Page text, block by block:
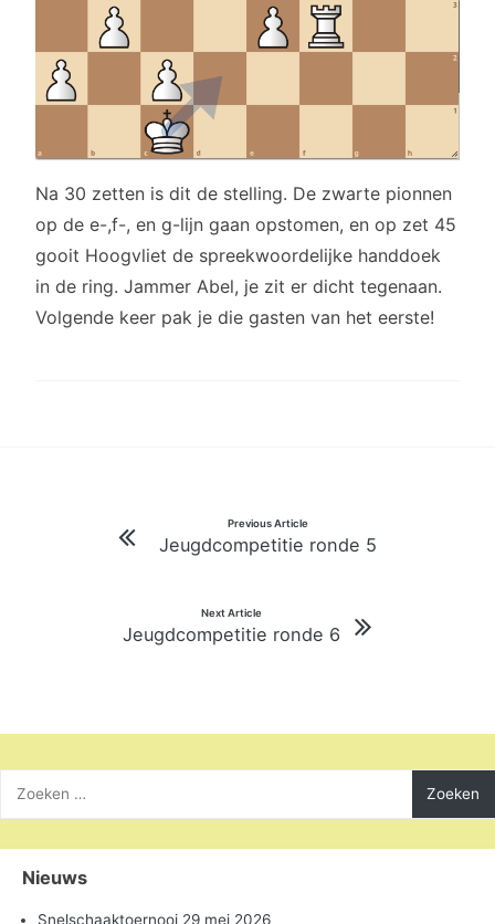
Na 30 zetten is dit de stelling. De zwarte pionnen
op de e-,f-, en g-lijn gaan opstomen, en op zet 45
gooit Hoogvliet de spreekwoordelijke handdoek
in de ring. Jammer Abel, je zit er dicht tegenaan.
Volgende keer pak je die gasten van het eerste!
navigatie
Previous Article
Jeugdcompetitie ronde 5
Next Article
Jeugdcompetitie ronde 6
naar:
Nieuws
Snelschaaktoernooi 29 mei 2026